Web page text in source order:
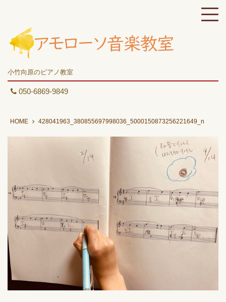
小竹向原のピアノ教室
050-6869-9849
HOME 428041963_380855697998036_5000150873256221649_n